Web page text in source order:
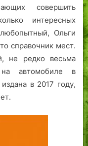
совершить
интересных
Ольги
справочник мест.
не редко весьма
на автомобиле в
в 2017 году,